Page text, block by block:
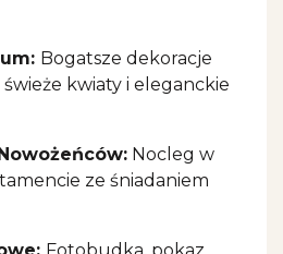
Bogatsze dekoracje
świeże kwiaty i eleganckie
Nocleg w
ze śniadaniem